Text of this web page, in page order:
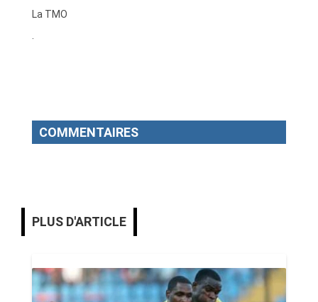
La TMO
.
COMMENTAIRES
PLUS D'ARTICLE